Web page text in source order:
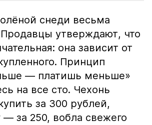
снеди весьма
Продавцы утверждают, что
она зависит от
Принцип
— платишь меньше»
на все сто. Чехонь
за 300 рублей,
— за 250, вобла свежего